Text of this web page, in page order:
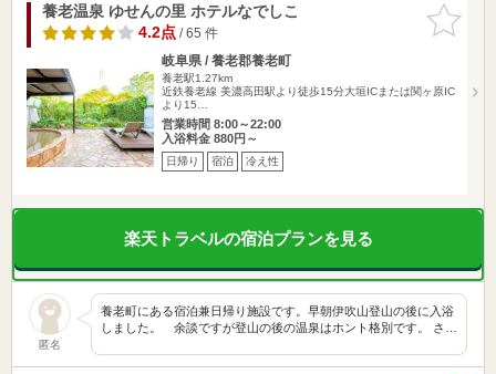
お気に入
りに追加
養老温泉 ゆせんの里 ホテルなでしこ
4.2点/ 65 件
岐阜県 / 養老郡養老町
養老駅1.27km
近鉄養老線 美濃高田駅より徒歩15分大垣ICまたは関ヶ原IC
より15…
営業時間 8:00～22:00
入浴料金 880円～
日帰り 宿泊 冷え性
楽天トラベルの宿泊プランを見る
匿名
養老町にある宿泊兼日帰り施設です。早朝伊吹山登山の後に入浴
しました。 余談ですが登山の後の温泉はホント格別です。 さ…